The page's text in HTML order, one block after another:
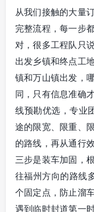
从我们接触的大量
完整流程，每一步
对，很多工程队只
出发乡镇和终点工
镇和万山镇出发，
同，只有信息准确
线预勘优选，专业
途的限宽、限重、
的路线，再从通行
三步是装车加固，
往福州方向的路线
个固定点，防止溜
遇到临时封道第一